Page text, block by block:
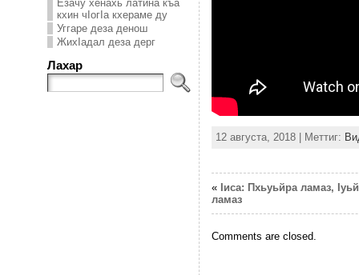
Езачу хенахь латина къа
кхин чIогIа кхераме ду
Уггаре деза денош
ЖихIадал деза дерг
Лахар
12 августа, 2018 | Меттиг:
« Iиса: Пхьуьйра ламаз,
ламаз
Comments are closed.